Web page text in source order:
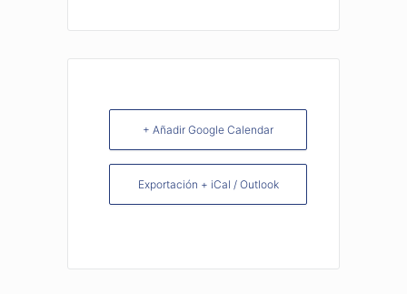
+ Añadir Google Calendar
Exportación + iCal / Outlook